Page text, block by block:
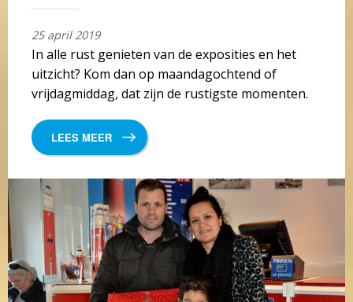
25 april 2019
In alle rust genieten van de exposities en het
uitzicht? Kom dan op maandagochtend of
vrijdagmiddag, dat zijn de rustigste momenten.
LEES MEER